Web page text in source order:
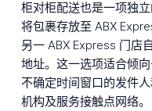
柜对柜配送也是一项独
将包裹存放至 ABX
另一 ABX Express 门店
地址。这一选项适合倾
不确定时间窗口的发件
机构及服务接触点网络。